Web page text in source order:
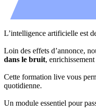
L’intelligence artificielle est
Loin des effets d’annonce,
dans le bruit, enrichissement
Cette formation live vous
quotidienne.
Un module essentiel pour